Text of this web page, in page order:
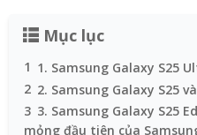
Mục lục
1 1. Samsung Galaxy S25
2 2. Samsung Galaxy S25
3 3. Samsung Galaxy S25
mỏng đầu tiên của